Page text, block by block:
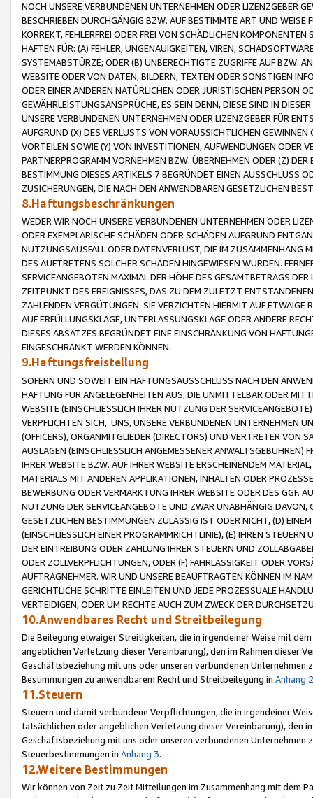
NOCH UNSERE VERBUNDENEN UNTERNEHMEN ODER LIZENZGEBER
BESCHRIEBEN DURCHGÄNGIG BZW. AUF BESTIMMTE ART UND
KORREKT, FEHLERFREI ODER FREI VON SCHÄDLICHEN
HAFTEN FÜR: (A) FEHLER, UNGENAUIGKEITEN, VIREN,
SYSTEMABSTÜRZE; ODER (B) UNBERECHTIGTE ZUGRIFFE AUF BZW.
WEBSITE ODER VON DATEN, BILDERN, TEXTEN ODER SONSTIGEN
ODER EINER ANDEREN NATÜRLICHEN ODER JURISTISCHEN PERSON
GEWÄHRLEISTUNGSANSPRÜCHE, ES SEIN DENN, DIESE SIND IN
UNSERE VERBUNDENEN UNTERNEHMEN ODER LIZENZGEBER FÜR
AUFGRUND (X) DES VERLUSTS VON VORAUSSICHTLICHEN
VORTEILEN SOWIE (Y) VON INVESTITIONEN, AUFWENDUNGEN ODER
PARTNERPROGRAMM VORNEHMEN BZW. ÜBERNEHMEN ODER (Z)
BESTIMMUNG DIESES ARTIKELS 7 BEGRÜNDET EINEN AUSSCHLUSS
ZUSICHERUNGEN, DIE NACH DEN ANWENDBAREN GESETZLICHEN
8.Haftungsbeschränkungen
WEDER WIR NOCH UNSERE VERBUNDENEN UNTERNEHMEN ODER
ODER EXEMPLARISCHE SCHÄDEN ODER SCHÄDEN AUFGRUND
NUTZUNGSAUSFALL ODER DATENVERLUST, DIE IM ZUSAMMENHANG
DES AUFTRETENS SOLCHER SCHÄDEN HINGEWIESEN WURDEN.
SERVICEANGEBOTEN MAXIMAL DER HÖHE DES GESAMTBETRAGS
ZEITPUNKT DES EREIGNISSES, DAS ZU DEM ZULETZT
ZAHLENDEN VERGÜTUNGEN. SIE VERZICHTEN HIERMIT AUF
AUF ERFÜLLUNGSKLAGE, UNTERLASSUNGSKLAGE ODER ANDERE
DIESES ABSATZES BEGRÜNDET EINE EINSCHRÄNKUNG VON
EINGESCHRÄNKT WERDEN KÖNNEN.
9.Haftungsfreistellung
SOFERN UND SOWEIT EIN HAFTUNGSAUSSCHLUSS NACH DEN
HAFTUNG FÜR ANGELEGENHEITEN AUS, DIE UNMITTELBAR ODER
WEBSITE (EINSCHLIESSLICH IHRER NUTZUNG DER
VERPFLICHTEN SICH, UNS, UNSERE VERBUNDENEN UNTERNEHMEN
(OFFICERS), ORGANMITGLIEDER (DIRECTORS) UND VERTRETER VON
AUSLAGEN (EINSCHLIESSLICH ANGEMESSENER
IHRER WEBSITE BZW. AUF IHRER WEBSITE ERSCHEINENDEM
MATERIALS MIT ANDEREN APPLIKATIONEN, INHALTEN ODER
BEWERBUNG ODER VERMARKTUNG IHRER WEBSITE ODER DES GGF.
NUTZUNG DER SERVICEANGEBOTE UND ZWAR UNABHÄNGIG
GESETZLICHEN BESTIMMUNGEN ZULÄSSIG IST ODER NICHT, (D)
(EINSCHLIESSLICH EINER PROGRAMMRICHTLINIE), (E) IHREN
DER EINTREIBUNG ODER ZAHLUNG IHRER STEUERN UND
ODER ZOLLVERPFLICHTUNGEN, ODER (F) FAHRLÄSSIGKEIT ODER
AUFTRAGNEHMER. WIR UND UNSERE BEAUFTRAGTEN KÖNNEN IM
GERICHTLICHE SCHRITTE EINLEITEN UND JEDE PROZESSUALE
VERTEIDIGEN, ODER UM RECHTE AUCH ZUM ZWECK DER
10.Anwendbares Recht und Streitbeilegung
Die Beilegung etwaiger Streitigkeiten, die in irgendeiner Weise mit
angeblichen Verletzung dieser Vereinbarung), den im Rahmen dieser
Geschäftsbeziehung mit uns oder unseren verbundenen
Bestimmungen zu anwendbarem Recht und Streitbeilegung in Anhang 2
11.Steuern
Steuern und damit verbundene Verpflichtungen, die in irgendeiner
tatsächlichen oder angeblichen Verletzung dieser Vereinbarung), den
Geschäftsbeziehung mit uns oder unseren verbundenen
Steuerbestimmungen in Anhang 3.
12.Weitere Bestimmungen
Wir können von Zeit zu Zeit Mitteilungen im Zusammenhang mit dem